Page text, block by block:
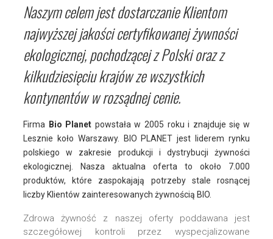
Naszym celem jest dostarczanie Klientom
najwyższej jakości certyfikowanej żywności
ekologicznej, pochodzącej z Polski oraz z
kilkudziesięciu krajów ze wszystkich
kontynentów w rozsądnej cenie.
Firma Bio Planet powstała w 2005 roku i znajduje się w
Lesznie koło Warszawy. BIO PLANET jest liderem rynku
polskiego w zakresie produkcji i dystrybucji żywności
ekologicznej. Nasza aktualna oferta to około 7.000
produktów, które zaspokajają potrzeby stale rosnącej
liczby Klientów zainteresowanych żywnością BIO.
Zdrowa żywność z naszej oferty poddawana jest
szczegółowej kontroli przez wyspecjalizowane